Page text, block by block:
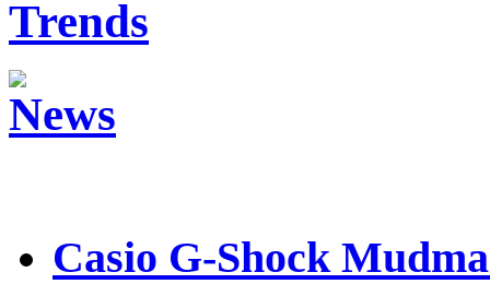
Casio G-Shock